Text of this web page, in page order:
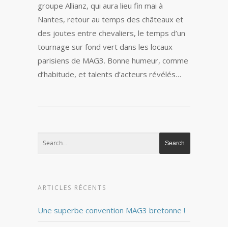
groupe Allianz, qui aura lieu fin mai à
Nantes, retour au temps des châteaux et
des joutes entre chevaliers, le temps d’un
tournage sur fond vert dans les locaux
parisiens de MAG3. Bonne humeur, comme
d’habitude, et talents d’acteurs révélés…
ARTICLES RÉCENTS
Une superbe convention MAG3 bretonne !